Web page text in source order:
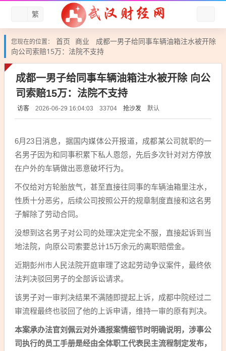
繁
您现在的位置： 首页 商业
成都一男子给同事车辆油箱注水被开除
向公司索赔15万：法院不支持
成都一男子给同事车辆油箱注水被开除 向公
司索赔15万：法院不支持
访客 2026-06-29 16:04:03 33704 抢沙发 默认
6月23日消息，据国内媒体公开报道，成都某公司就职的一
名男子因为和同事积累下私人恩怨，先后多次针对对方停放
在户外的车辆做出恶意破坏行为。
不仅给对方轮胎放气，甚至直接往同事的车辆油箱里注水，
性质十分恶劣，后续公司按照公开的规章制度直接和这名男
子解除了劳动合同。
没想到这名男子对公司的处理决定完全不服，直接起诉到当
地法院，向原公司索要总计15万余元的离职赔偿金。
近期彭州市人民法院开庭审理了这起劳动争议案件，最终依
法判决驳回男子的全部诉讼请求。
该男子对一审判决结果不满随即提起上诉，成都中院经过二
审流程最终也驳回了他的上诉申请，维持一审的原有判决。
本案承办法官刘佩云对外通报案情细节时明确说明，涉事公
司执行的员工手册是经由全体职工代表民主流程制定发布，